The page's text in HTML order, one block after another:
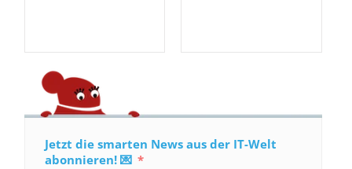
Jetzt die smarten News aus der IT-Welt
abonnieren! 💌